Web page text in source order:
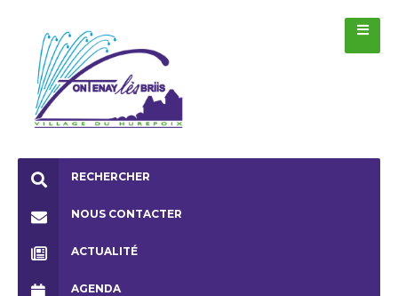
RECHERCHER
NOUS CONTACTER
ACTUALITÉ
AGENDA